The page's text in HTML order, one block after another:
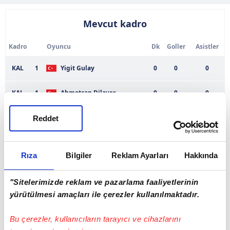
Rıza Bilgiler Reklam Ayarları Hakkında
"Sitelerimizde reklam ve pazarlama faaliyetlerinin
yürütülmesi amaçları ile çerezler kullanılmaktadır.
Bu çerezler, kullanıcıların tarayıcı ve cihazlarını
Reddet
Mevcut kadro
Kadro Oyuncu Dk Goller Asistler
KAL 1 Yigit Gulay 0 0 0
KAL 1 Ahmetcan Dilaver 0 0 0
25
KAL 28 Mehmet Akif Önal 0 0 0
DEF 5 Onur Alsu 0 0
DEF 14 Osman Bozdag 0 0